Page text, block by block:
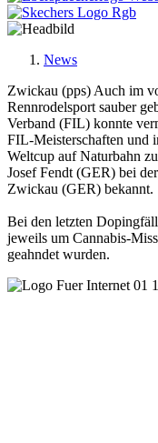
News
Zwickau (pps) Auch im
Rennrodelsport sauber
Verband (FIL) konnte
FIL-Meisterschaften und
Weltcup auf Naturbahn
Josef Fendt (GER) bei
Zwickau (GER) bekannt.
Bei den letzten
jeweils um Cannabis-
geahndet wurden.